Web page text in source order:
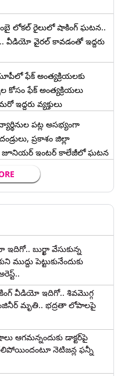
లోకల్ రైలులో షాకింగ్ ఘటన..
వీడియో వైరల్ కావడంతో ఇద్దరు
ఫేక్ అంత్యక్రియలకు
కోసం ఫేక్ అంత్యక్రియలు
ఇద్దరు వ్యక్తులు
పట్ల అసభ్యంగా
ప్రకాశం జిల్లా
జూనియర్ ఇంటర్ కాలేజీలో ఘటన
బుర్ఖా వేసుకున్న
పెట్టుకునేందుకు
వీడియో ఇదిగో.. శివమొగ్గ
మృతి.. భద్రతా లోపాలపై
ఆగమన్నందుకు డాక్టర్‌పై
నెటిజన్ల ఫన్నీ